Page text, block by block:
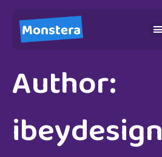
Author:
ibeydesign